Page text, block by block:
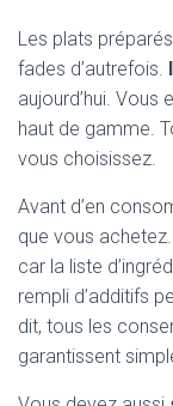
Les plats
fades d’autrefois.
aujourd’hui. Vous
haut de gamme.
vous choisissez.
Avant d’en
que vous
car la liste
rempli d’additifs
dit, tous les
garantissent